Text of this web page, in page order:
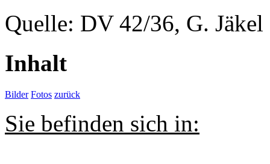
Quelle: DV 42/36, G. Jäkel
Inhalt
Bilder Fotos zurück
Sie befinden sich in: